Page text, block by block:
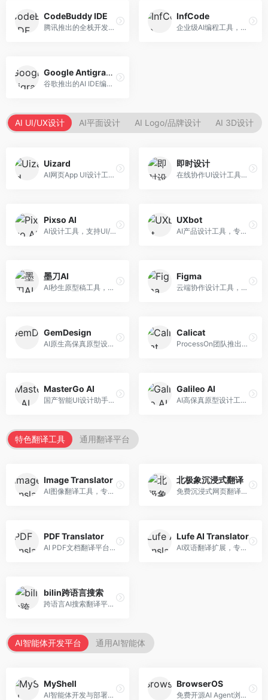
CodeBuddy IDE
腾讯推出的全栈开发AI IDE，整合腾讯云服务。面向开发者，提供代码生成、调试辅助、部署服务等功能，与腾讯云生态深度整合。
InfCode
企业级AI编程工具，专注于团队协作开发。面向企业开发团队，提供代码生成、代码审查、团队协作等服务，企业级功能完善。
Google Antigravity
谷歌推出的AI IDE编程智能体，整合Google Cloud服务。面向谷歌生态开发者，提供智能编程辅助、云服务集成等功能。
AI UI/UX设计 AI平面设计 AI Logo/品牌设计 AI 3D设计
Uizard
AI网页App UI设计工具，专注于快速界面生成。面向产品经理和设计师，提供线框图转UI、界面生成、设计优化等服务，设计速度快。
即时设计
在线协作UI设计工具，整合AI设计功能。面向设计师和产品团队，提供界面设计、原型制作、设计资源库等服务，国产协作设计平台。
Pixso AI
AI设计工具，支持UI/UX设计全流程。面向设计师和产品团队，提供界面生成、设计优化、协作评审等服务，国产替代方案，团队协作便捷。
UXbot
AI产品设计工具，专注于用户体验优化。面向UX设计师，提供用户研究、设计建议、可用性测试等服务，UX设计支持完善。
墨刀AI
AI秒生原型稿工具，专注于快速原型设计。面向产品经理和设计师，提供原型生成、交互设计、团队协作等服务，原型制作效率高。
Figma
云端协作设计工具，整合AI设计辅助功能。面向UI/UX设计师和产品团队，提供界面设计、原型制作、团队协作等服务，协作功能强大，是UI设计领域的标杆产品。
GemDesign
AI原生高保真原型设计工具，专注于智能设计生成。面向设计师，提供界面生成、设计优化、原型制作等服务，设计自动化程度高。
Calicat
ProcessOn团队推出的产设研协作平台，整合设计与协作功能。面向产品团队，提供设计协作、文档管理、团队沟通等服务，产研协作便捷。
MasterGo AI
国产智能UI设计助手，专注于界面设计自动化。面向UI设计师，提供界面生成、组件设计、设计系统构建等服务，中文用户适配性好。
Galileo AI
AI高保真原型设计工具，专注于UI界面生成。面向设计师和产品团队，提供界面生成、交互设计、设计优化等服务，界面质量高。
特色翻译工具 通用翻译平台
Image Translator
AI图像翻译工具，专注于图片文字翻译。面向设计师和电商从业者，提供图片文字识别、翻译、替换等服务，图像翻译效果好。
北极象沉浸式翻译
免费沉浸式网页翻译工具，专注于阅读体验。面向普通用户，提供网页双语翻译、文档翻译等服务，免费使用，翻译质量高。
PDF Translator
AI PDF文档翻译平台，专注于文档本地化。面向商务人士，提供PDF翻译、格式保留、批量处理等服务，文档翻译专业。
Lufe AI Translator
AI双语翻译扩展，专注于浏览器翻译场景。面向外语内容阅读者，提供网页双语翻译、划词翻译等服务，浏览器集成便捷。
bilin跨语言搜索
跨语言AI搜索翻译平台，专注于信息获取。面向研究者和内容创作者，提供跨语言搜索、内容翻译、信息整合等服务，跨语言检索能力强。
AI智能体开发平台 通用AI智能体
MyShell
AI智能体开发与部署平台，专注于语音交互智能体。面向开发者，提供语音智能体创建、部署服务、社区分享等功能，语音交互能力强。
BrowserOS
免费开源AI Agent浏览器，专注于浏览器自动化。面向开发者，提供浏览器控制、任务自动化、API接口等服务，开源免费。